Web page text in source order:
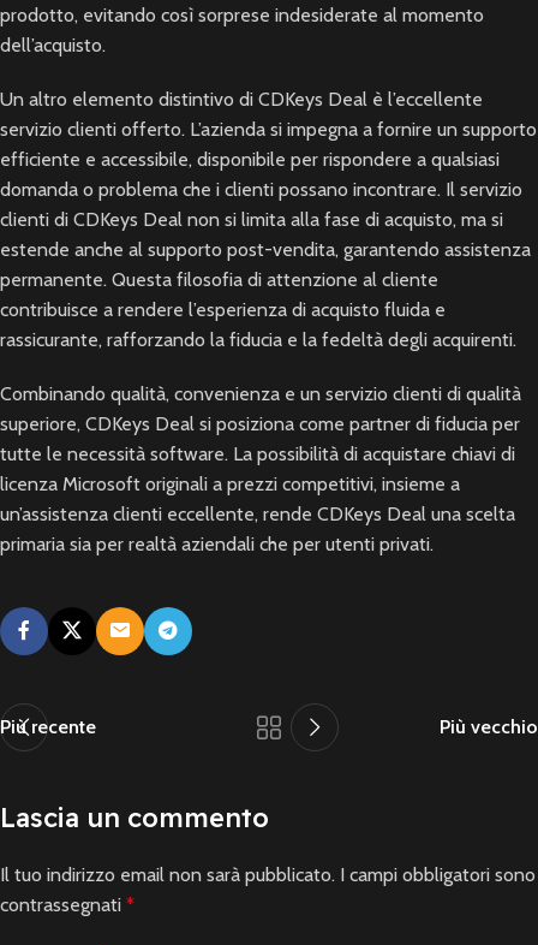
prodotto, evitando così sorprese indesiderate al momento
dell’acquisto.
Un altro elemento distintivo di CDKeys Deal è l’eccellente
servizio clienti offerto. L’azienda si impegna a fornire un supporto
efficiente e accessibile, disponibile per rispondere a qualsiasi
domanda o problema che i clienti possano incontrare. Il servizio
clienti di CDKeys Deal non si limita alla fase di acquisto, ma si
estende anche al supporto post-vendita, garantendo assistenza
permanente. Questa filosofia di attenzione al cliente
contribuisce a rendere l’esperienza di acquisto fluida e
rassicurante, rafforzando la fiducia e la fedeltà degli acquirenti.
Combinando qualità, convenienza e un servizio clienti di qualità
superiore, CDKeys Deal si posiziona come partner di fiducia per
tutte le necessità software. La possibilità di acquistare chiavi di
licenza Microsoft originali a prezzi competitivi, insieme a
un’assistenza clienti eccellente, rende CDKeys Deal una scelta
primaria sia per realtà aziendali che per utenti privati.
Più recente Più vecchio
Lascia un commento
Il tuo indirizzo email non sarà pubblicato. I campi obbligatori sono
contrassegnati *